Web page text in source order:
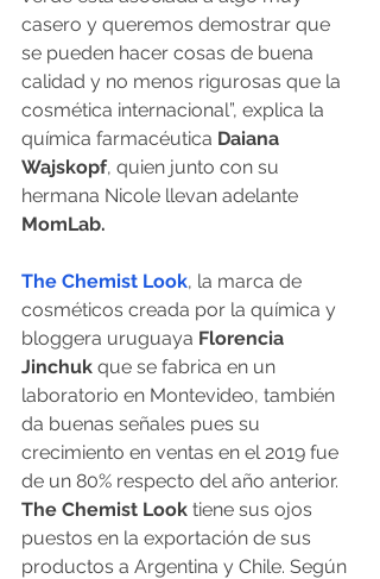
casero y queremos demostrar que
se pueden hacer cosas de buena
calidad y no menos rigurosas que la
cosmética internacional”, explica la
química farmacéutica Daiana
Wajskopf, quien junto con su
hermana Nicole llevan adelante
MomLab.
The Chemist Look, la marca de
cosméticos creada por la química y
bloggera uruguaya Florencia
Jinchuk que se fabrica en un
laboratorio en Montevideo, también
da buenas señales pues su
crecimiento en ventas en el 2019 fue
de un 80% respecto del año anterior.
The Chemist Look tiene sus ojos
puestos en la exportación de sus
productos a Argentina y Chile. Según